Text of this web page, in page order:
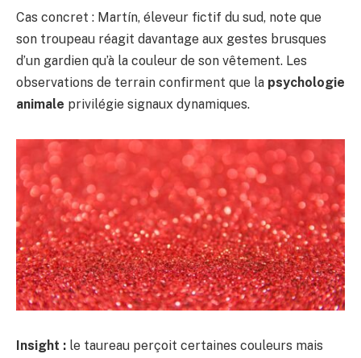
Cas concret : Martín, éleveur fictif du sud, note que
son troupeau réagit davantage aux gestes brusques
d’un gardien qu’à la couleur de son vêtement. Les
observations de terrain confirment que la psychologie
animale privilégie signaux dynamiques.
Insight : le taureau perçoit certaines couleurs mais